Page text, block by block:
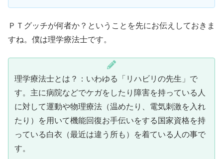
ＰＴグッチが何者か？ということを先にお伝えしておきま
すね。僕は理学療法士です。
理学療法士とは？：いわゆる「リハビリの先生」で
す。主に病院などでケガをしたり障害を持っている人
に対して運動や物理療法（温めたり、電気刺激を入れ
たり）を用いて機能回復お手伝いをする国家資格を持
っている白衣（最近は違う所も）を着ている人の事で
す。